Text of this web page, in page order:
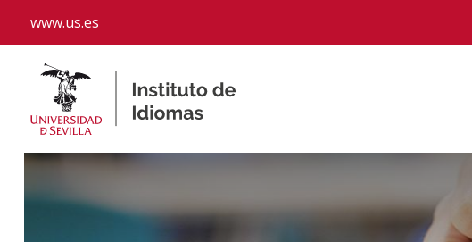
www.us.es